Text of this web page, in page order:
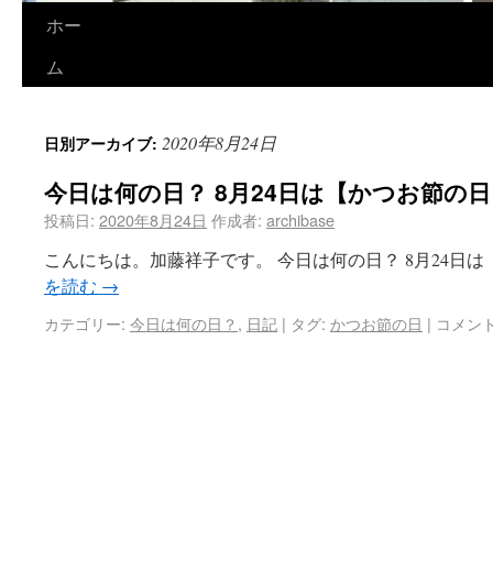
ホー
ム
日別アーカイブ: 2020年8月24日
今日は何の日？ 8月24日は【かつお節の
投稿日: 2020年8月24日 作成者: archibase
こんにちは。加藤祥子です。 今日は何の日？ 8月24日
を読む →
カテゴリー: 今日は何の日？ , 日記 | タグ: かつお節の日 | コメン